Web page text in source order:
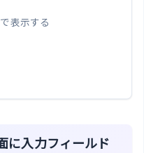
表示する
に入力フィールド